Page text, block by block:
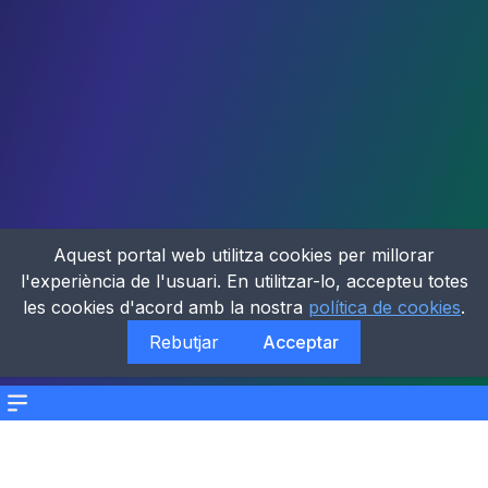
Menu
Aquest portal web utilitza cookies per millorar
l'experiència de l'usuari. En utilitzar-lo, accepteu totes
les cookies d'acord amb la nostra política de cookies.
Rebutjar
Acceptar